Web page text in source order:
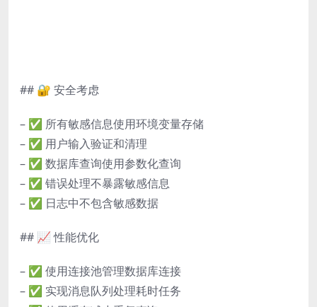
## 🔐 安全考虑
– ✅ 所有敏感信息使用环境变量存储
– ✅ 用户输入验证和清理
– ✅ 数据库查询使用参数化查询
– ✅ 错误处理不暴露敏感信息
– ✅ 日志中不包含敏感数据
## 📈 性能优化
– ✅ 使用连接池管理数据库连接
– ✅ 实现消息队列处理耗时任务